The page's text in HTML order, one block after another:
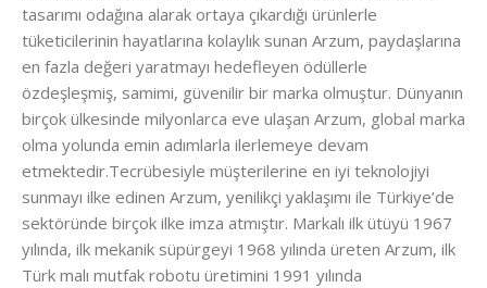
tasarımı odağına alarak ortaya çıkardığı ürünlerle
tüketicilerinin hayatlarına kolaylık sunan Arzum, paydaşlarına
en fazla değeri yaratmayı hedefleyen ödüllerle
özdeşleşmiş, samimi, güvenilir bir marka olmuştur. Dünyanın
birçok ülkesinde milyonlarca eve ulaşan Arzum, global marka
olma yolunda emin adımlarla ilerlemeye devam
etmektedir.Tecrübesiyle müşterilerine en iyi teknolojiyi
sunmayı ilke edinen Arzum, yenilikçi yaklaşımı ile Türkiye’de
sektöründe birçok ilke imza atmıştır. Markalı ilk ütüyü 1967
yılında, ilk mekanik süpürgeyi 1968 yılında üreten Arzum, ilk
Türk malı mutfak robotu üretimini 1991 yılında